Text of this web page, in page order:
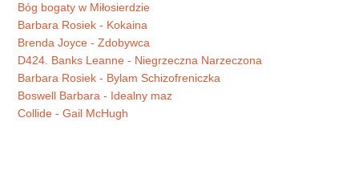
Bóg bogaty w Miłosierdzie
Barbara Rosiek - Kokaina
Brenda Joyce - Zdobywca
D424. Banks Leanne - Niegrzeczna Narzeczona
Barbara Rosiek - Bylam Schizofreniczka
Boswell Barbara - Idealny maz
Collide - Gail McHugh